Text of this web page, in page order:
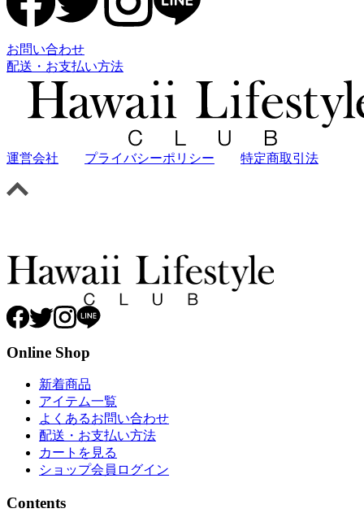
お問い合わせ
配送・お支払い方法
運営会社 プライバシーポリシー 特定商取引法
Online Shop
新着商品
アイテム一覧
よくあるお問い合わせ
配送・お支払い方法
カートを見る
ショップ会員ログイン
Contents